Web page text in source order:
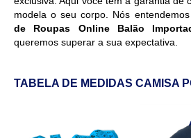
modela o seu corpo. Nós
de Roupas Online Balão
queremos superar a sua expectativa.
TABELA DE MEDIDAS CAMISA